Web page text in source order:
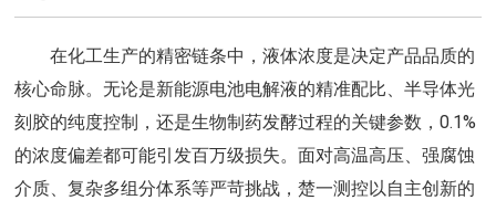
在化工生产的精密链条中，液体浓度是决定产品品质的
核心命脉。无论是新能源电池电解液的精准配比、半导体光
刻胶的纯度控制，还是生物制药发酵过程的关键参数，0.1%
的浓度偏差都可能引发百万级损失。面对高温高压、强腐蚀
介质、复杂多组分体系等严苛挑战，楚一测控以自主创新的